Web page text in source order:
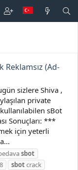
Reklamsız (Ad-
sizlere Shiva ,
private
sBot
Sonuçları: ***
için yeterli
sbot
sbotcrack